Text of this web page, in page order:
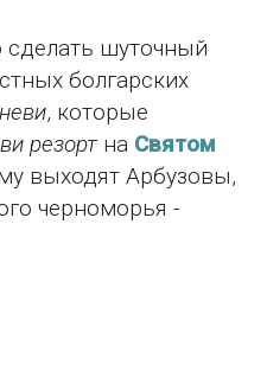
шуточный
болгарских
, которые
резорт на Святом
выходят Арбузовы,
черноморья -